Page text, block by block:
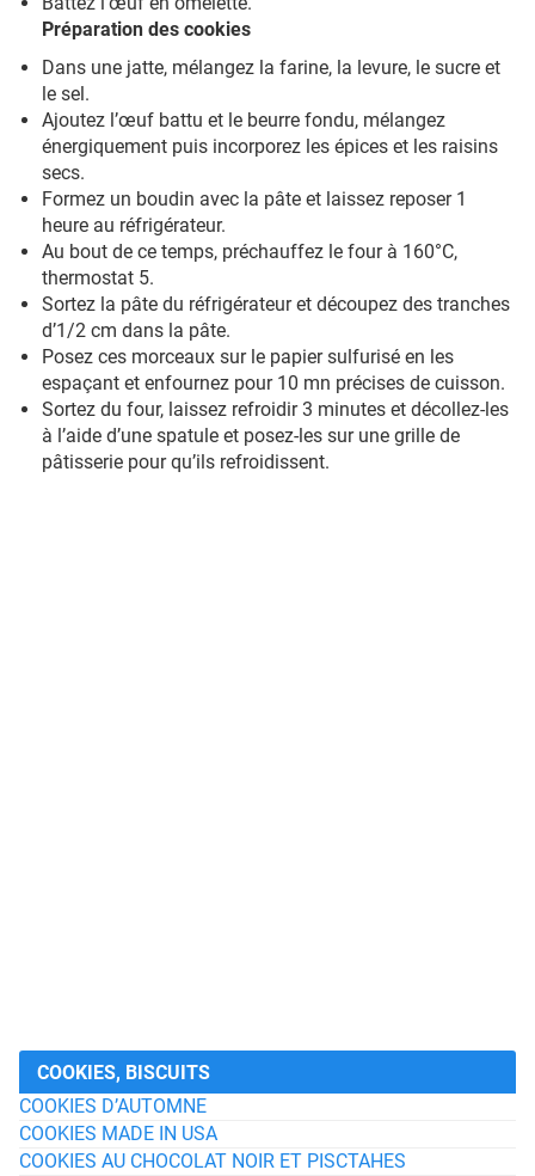
Préparation des cookies
Dans une jatte, mélangez la farine, la levure, le sucre et
le sel.
Ajoutez l’œuf battu et le beurre fondu, mélangez
énergiquement puis incorporez les épices et les raisins
secs.
Formez un boudin avec la pâte et laissez reposer 1
heure au réfrigérateur.
Au bout de ce temps, préchauffez le four à 160°C,
thermostat 5.
Sortez la pâte du réfrigérateur et découpez des tranches
d’1/2 cm dans la pâte.
Posez ces morceaux sur le papier sulfurisé en les
espaçant et enfournez pour 10 mn précises de cuisson.
Sortez du four, laissez refroidir 3 minutes et décollez-les
à l’aide d’une spatule et posez-les sur une grille de
pâtisserie pour qu’ils refroidissent.
COOKIES, BISCUITS
COOKIES D’AUTOMNE
COOKIES MADE IN USA
COOKIES AU CHOCOLAT NOIR ET PISCTAHES